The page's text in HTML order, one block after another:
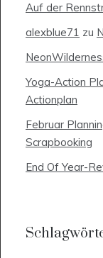
Auf der
alexblue71 zu
Yoga-Action
Actionplan
Februar
Scrapbooking
End Of Year-